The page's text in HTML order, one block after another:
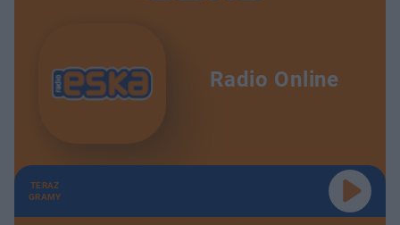
Radio Online
TERAZ
GRAMY